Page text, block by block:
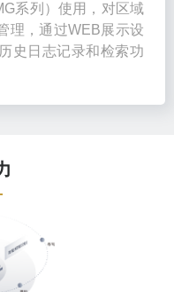
系列）使用，对区域
理，通过WEB展示设
史日志记录和检索功